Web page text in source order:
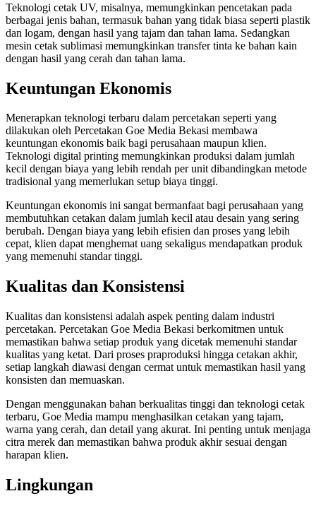
Teknologi cetak UV, misalnya, memungkinkan pencetakan pada
berbagai jenis bahan, termasuk bahan yang tidak biasa seperti plastik
dan logam, dengan hasil yang tajam dan tahan lama. Sedangkan
mesin cetak sublimasi memungkinkan transfer tinta ke bahan kain
dengan hasil yang cerah dan tahan lama.
Keuntungan Ekonomis
Menerapkan teknologi terbaru dalam percetakan seperti yang
dilakukan oleh Percetakan Goe Media Bekasi membawa
keuntungan ekonomis baik bagi perusahaan maupun klien.
Teknologi digital printing memungkinkan produksi dalam jumlah
kecil dengan biaya yang lebih rendah per unit dibandingkan metode
tradisional yang memerlukan setup biaya tinggi.
Keuntungan ekonomis ini sangat bermanfaat bagi perusahaan yang
membutuhkan cetakan dalam jumlah kecil atau desain yang sering
berubah. Dengan biaya yang lebih efisien dan proses yang lebih
cepat, klien dapat menghemat uang sekaligus mendapatkan produk
yang memenuhi standar tinggi.
Kualitas dan Konsistensi
Kualitas dan konsistensi adalah aspek penting dalam industri
percetakan. Percetakan Goe Media Bekasi berkomitmen untuk
memastikan bahwa setiap produk yang dicetak memenuhi standar
kualitas yang ketat. Dari proses praproduksi hingga cetakan akhir,
setiap langkah diawasi dengan cermat untuk memastikan hasil yang
konsisten dan memuaskan.
Dengan menggunakan bahan berkualitas tinggi dan teknologi cetak
terbaru, Goe Media mampu menghasilkan cetakan yang tajam,
warna yang cerah, dan detail yang akurat. Ini penting untuk menjaga
citra merek dan memastikan bahwa produk akhir sesuai dengan
harapan klien.
Lingkungan